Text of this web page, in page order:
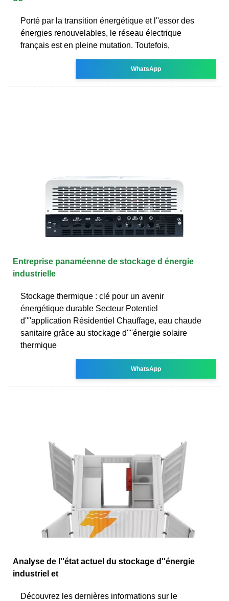
Porté par la transition énergétique et l''essor des
énergies renouvelables, le réseau électrique
français est en pleine mutation. Toutefois,
WhatsApp
Entreprise panaméenne de stockage d énergie
industrielle
Stockage thermique : clé pour un avenir
énergétique durable Secteur Potentiel
d''''application Résidentiel Chauffage, eau chaude
sanitaire grâce au stockage d''''énergie solaire
thermique
WhatsApp
Analyse de l''état actuel du stockage d''énergie
industriel et
Découvrez les dernières informations sur le